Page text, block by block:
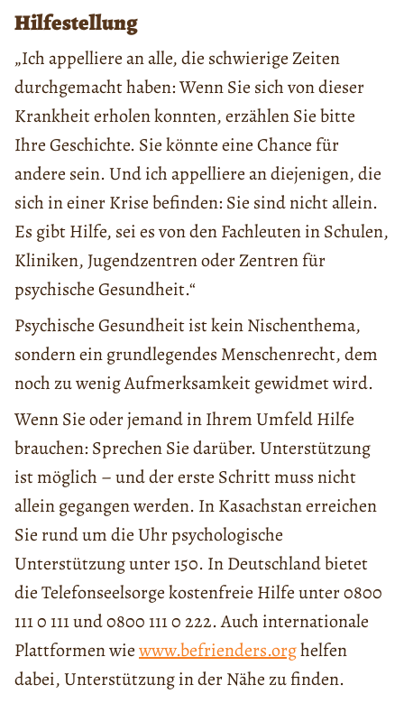
Hilfestellung
„Ich appelliere an alle, die schwierige Zeiten
durchgemacht haben: Wenn Sie sich von dieser
Krankheit erholen konnten, erzählen Sie bitte
Ihre Geschichte. Sie könnte eine Chance für
andere sein. Und ich appelliere an diejenigen, die
sich in einer Krise befinden: Sie sind nicht allein.
Es gibt Hilfe, sei es von den Fachleuten in Schulen,
Kliniken, Jugendzentren oder Zentren für
psychische Gesundheit.“
Psychische Gesundheit ist kein Nischenthema,
sondern ein grundlegendes Menschenrecht, dem
noch zu wenig Aufmerksamkeit gewidmet wird.
Wenn Sie oder jemand in Ihrem Umfeld Hilfe
brauchen: Sprechen Sie darüber. Unterstützung
ist möglich – und der erste Schritt muss nicht
allein gegangen werden. In Kasachstan erreichen
Sie rund um die Uhr psychologische
Unterstützung unter 150. In Deutschland bietet
die Telefonseelsorge kostenfreie Hilfe unter 0800
111 0 111 und 0800 111 0 222. Auch internationale
Plattformen wiewww.befrienders.orghelfen
dabei, Unterstützung in der Nähe zu finden.